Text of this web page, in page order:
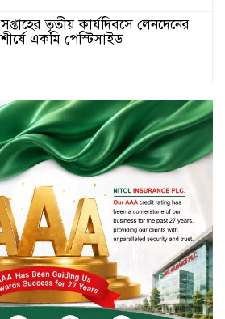
সপ্তাহের তৃতীয় কার্যদিবসে লেনদেনের
শীর্ষে একমি পেস্টিসাইড
সপ্তাহের তৃতীয় কার্যদিবসে দরবৃদ্ধির
শীর্ষে সেন্ট্রাল ইন্সুরেন্স
সপ্তাহের তৃতীয় কার্যদিবসে দরপতনের
শীর্ষে রিং শাইন টেক্সটাইল
টাঙ্গাইলে জুলাই গণঅভ্যুত্থান দিবস
পালিত